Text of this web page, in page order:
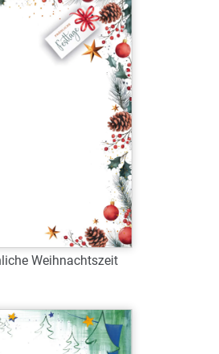
Verfügbar
Merkzettel hinzufügen
Weihnachtszeit
Nr.: W38944
Verfügbar